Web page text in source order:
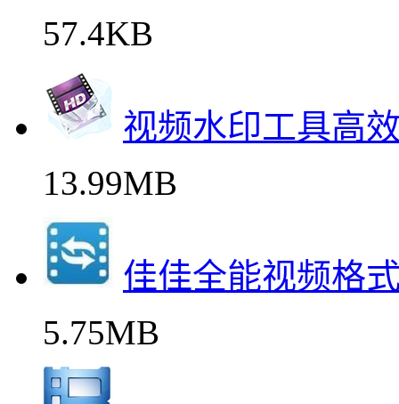
57.4KB
视频水印工具高
13.99MB
佳佳全能视频格
5.75MB